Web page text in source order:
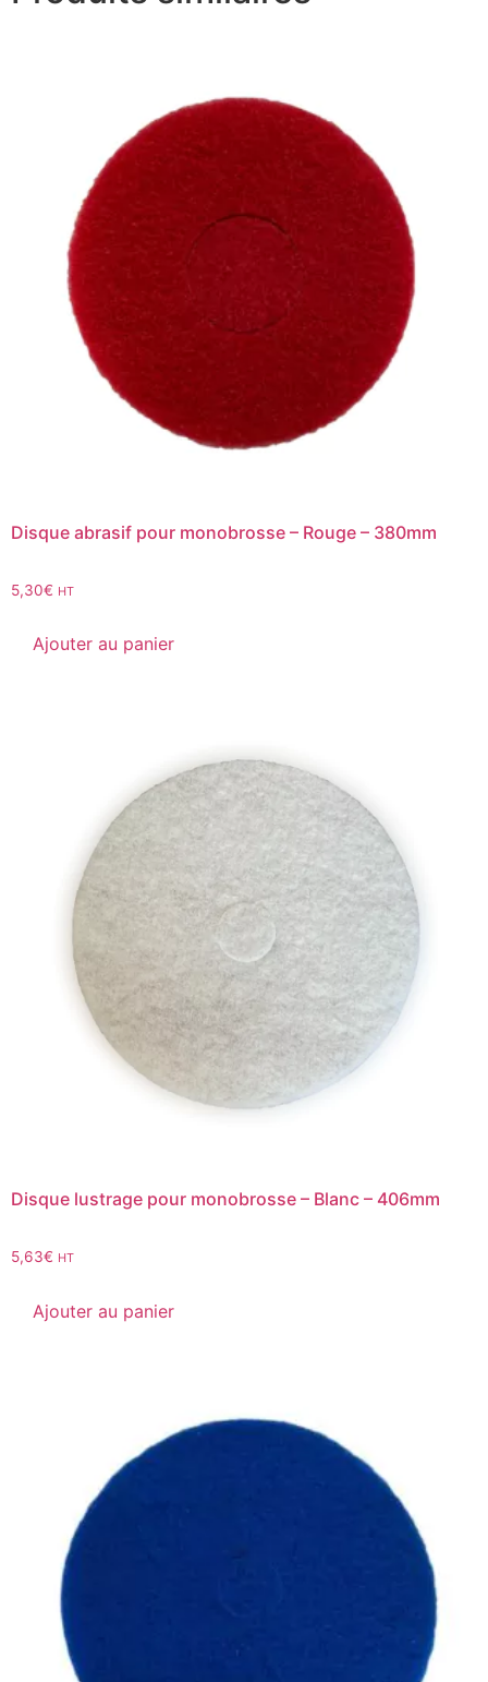
Disque abrasif pour monobrosse – Rouge – 380mm
5,30€ HT
Ajouter au panier
Disque lustrage pour monobrosse – Blanc – 406mm
5,63€ HT
Ajouter au panier